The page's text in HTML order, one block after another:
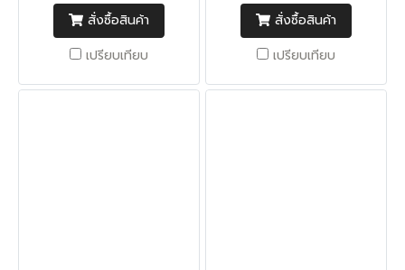
สั่งซื้อสินค้า
เปรียบเทียบ
สั่งซื้อสินค้า
เปรียบเทียบ